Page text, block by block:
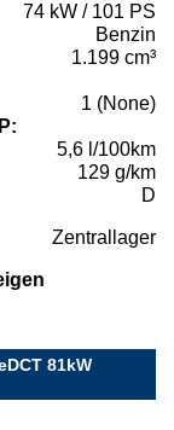
74 kW / 101 PS
Benzin
1.199 cm³
1 (None)
5,6 l/100km
129 g/km
D
Zentrallager
81kW